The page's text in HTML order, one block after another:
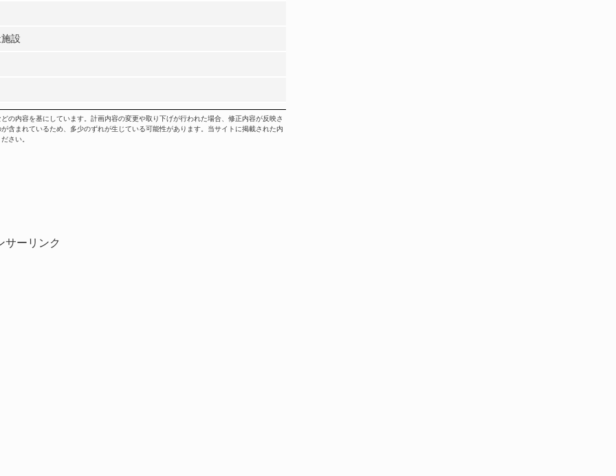
設
内容を基にしています。計画内容の変更や取り下げが行われた場合、修正内容が反映さ
含まれているため、多少のずれが生じている可能性があります。当サイトに掲載された内
さい。
サーリンク